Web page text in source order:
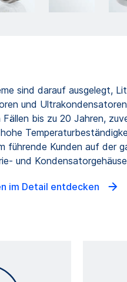
sind darauf ausgelegt,
und
Fällen bis zu 20 Jahren,
führende Kunden auf der
und
im Detail entdecken